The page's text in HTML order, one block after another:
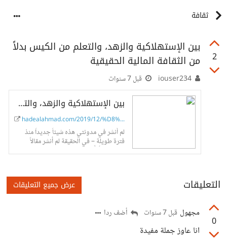
ثقافة
2
بين الإستهلاكية والزهد، والتعلم من الكيس بدلاً
من الثقافة المالية الحقيقية
قبل 7 سنوات
بين الإستهلاكية والزهد، والتعلم من الكيس بدلاً من الثقافة المالية الحقيقية
hadealahmad.com/2019/12/%D8%A8%D...
لم أنشر في مدونتي هذه شيئاً جديداً منذ
فترة طويلة – في الحقيقة لم أنشر مقالاً
يتضمن “رأياً” منذ فترة طويلة، مقالي الأخير
التعليقات عرض جميع التعليقات
0
مجهول قبل 7 سنوات أضف ردا
انا عاوز جملة مفيدة